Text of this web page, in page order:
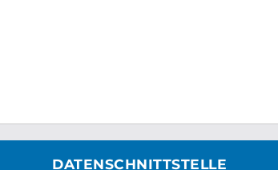
DATENSCHNITTSTELLE